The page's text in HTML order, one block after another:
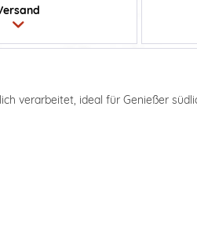
verarbeitet, ideal für Genießer